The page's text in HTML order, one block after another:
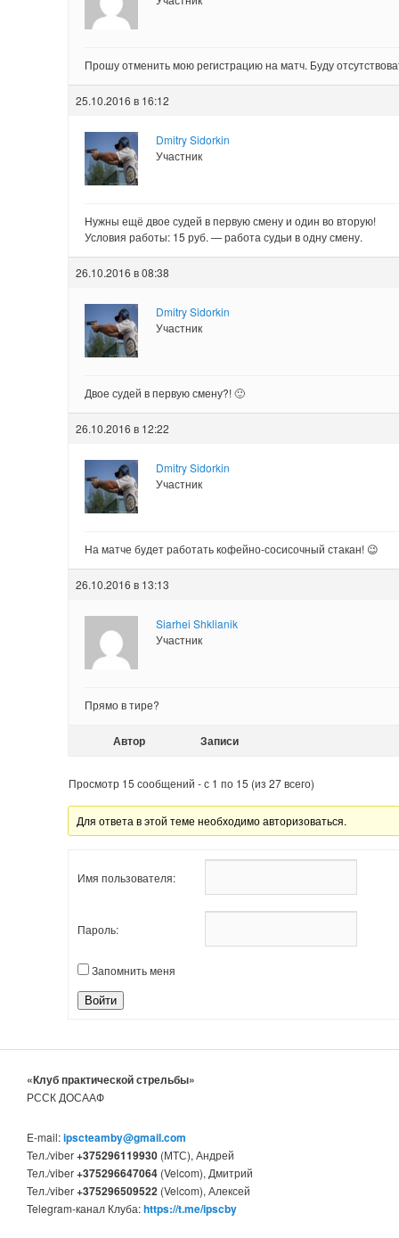
Прошу отменить мою регистрацию на матч. Буду
25.10.2016 в 16:12
Dmitry Sidorkin
Участник
Нужны ещё двое судей в первую смену и один во вторую!
Условия работы: 15 руб. — работа судьи в одну смену.
26.10.2016 в 08:38
Dmitry Sidorkin
Участник
Двое судей в первую смену?! 🙂
26.10.2016 в 12:22
Dmitry Sidorkin
Участник
На матче будет работать кофейно-сосисочный стакан! 😉
26.10.2016 в 13:13
Siarhei Shklianik
Участник
Прямо в тире?
Автор Записи
Просмотр 15 сообщений - с 1 по 15 (из 27 всего)
Для ответа в этой теме необходимо авторизоваться.
Имя пользователя:
Пароль:
Запомнить меня
Войти
«Клуб практической стрельбы»
РССК ДОСААФ
E-mail:ipscteamby@gmail.com
Тел./viber+375296119930 (МТС), Андрей
Тел./viber+375296647064 (Velcom), Дмитрий
Тел./viber+375296509522 (Velcom), Алексей
Telegram-канал Клуба:https://t.me/ipscby